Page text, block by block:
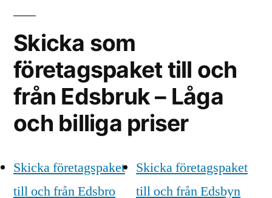
Skicka som
företagspaket till och
från Edsbruk – Låga
och billiga priser
Skicka företagspaket
till och från Edsbro
Skicka företagspaket
till och från Edsbyn